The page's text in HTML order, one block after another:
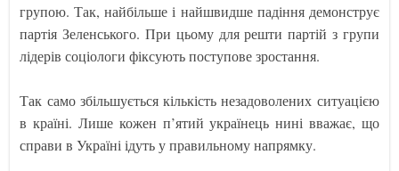
групою. Так, найбільше і найшвидше падіння демонструє
партія Зеленського. При цьому для решти партій з групи
лідерів соціологи фіксують поступове зростання.
Так само збільшується кількість незадоволених ситуацією
в країні. Лише кожен п’ятий українець нині вважає, що
справи в Україні ідуть у правильному напрямку.